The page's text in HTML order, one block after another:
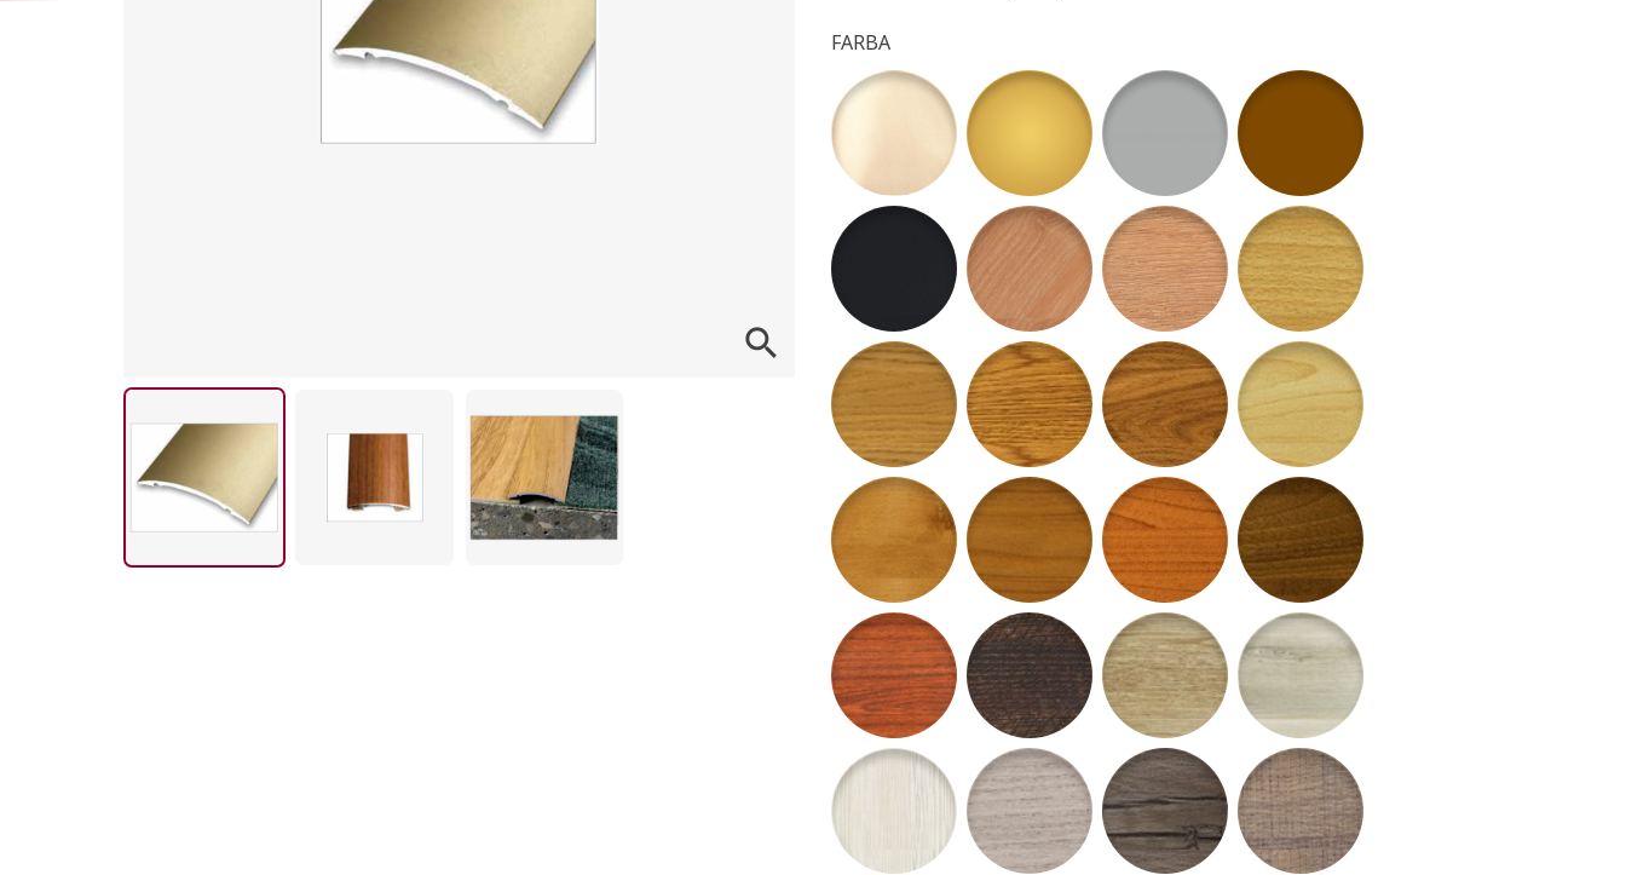

FARBA
07 -Šampanský matný10 - Zlatý matný 11 - Strieborný matný12 - Bronzový matný
39 - Antracit Matte77 - Dub Nature 78 - Dub Stella 52 - buk sylvatica
54 - dub alba 55 - Dub robur 56 - Dub Asper 57 - Javor altus
58 - Jelša Domestica59 - Čerešňa Sakura60 - Čerešňa Rubra61 - Orech Regia
63 - Mahagón SAPELI64 - Wenge Laurentii65 - Dub Canum 66 - Orech Clarus
67 - Zebrano Cremo68 - Breza Siberia69 - Orech Prisca70 - Limba Bosco